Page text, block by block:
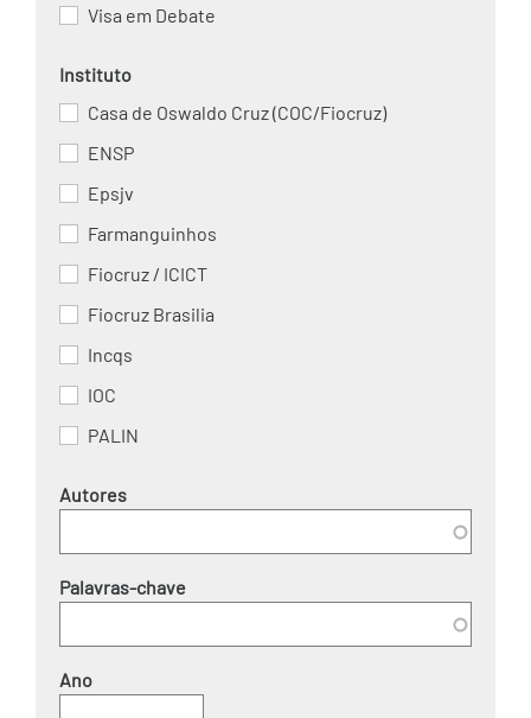
Visa em Debate
Instituto
Casa de Oswaldo Cruz (COC/Fiocruz)
ENSP
Epsjv
Farmanguinhos
Fiocruz / ICICT
Fiocruz Brasilia
Incqs
IOC
PALIN
Autores
Palavras-chave
Ano